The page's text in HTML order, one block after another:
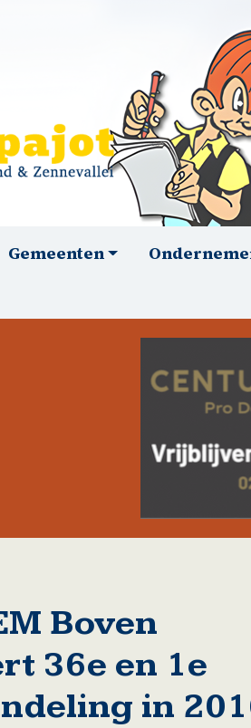
Gemeenten
Boven
36e en 1e
in